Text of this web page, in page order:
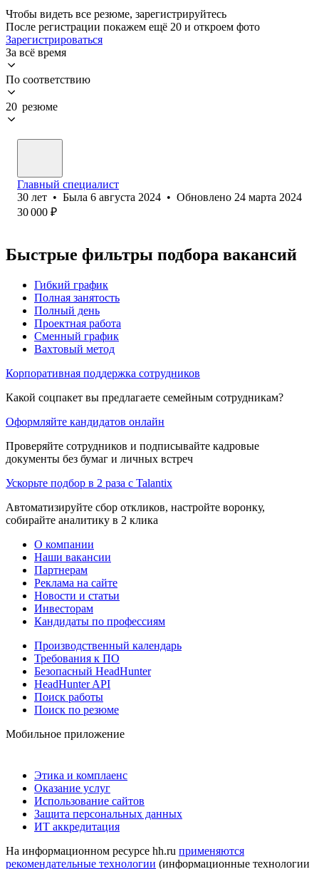
Чтобы видеть все резюме, зарегистрируйтесь
После регистрации покажем ещё 20 и откроем фото
Зарегистрироваться
За всё время
По соответствию
20 резюме
Главный специалист
30 лет • Была 6 августа 2024 • Обновлено 24 марта 2024
30 000 ₽
Быстрые фильтры подбора вакансий
Гибкий график
Полная занятость
Полный день
Проектная работа
Сменный график
Вахтовый метод
Корпоративная поддержка сотрудников
Какой соцпакет вы предлагаете семейным сотрудникам?
Оформляйте кандидатов онлайн
Проверяйте сотрудников и подписывайте кадровые
документы без бумаг и личных встреч
Ускорьте подбор в 2 раза с Talantix
Автоматизируйте сбор откликов, настройте воронку,
собирайте аналитику в 2 клика
О компании
Наши вакансии
Партнерам
Реклама на сайте
Новости и статьи
Инвесторам
Кандидаты по профессиям
Производственный календарь
Требования к ПО
Безопасный HeadHunter
HeadHunter API
Поиск работы
Поиск по резюме
Мобильное приложение
Этика и комплаенс
Оказание услуг
Использование сайтов
Защита персональных данных
ИТ аккредитация
На информационном ресурсе hh.ru применяются
рекомендательные технологии (информационные технологии